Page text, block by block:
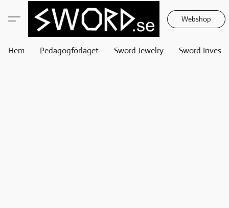
Webshop
Hem Pedagogförlaget Sword Jewelry Sword Invest